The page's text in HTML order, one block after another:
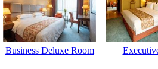
Business Deluxe Room